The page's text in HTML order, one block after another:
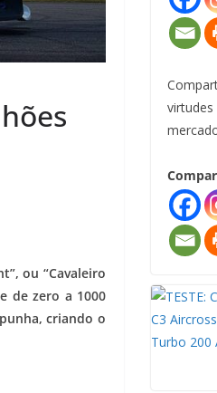
ou “Cavaleiro
de zero a 1000
criando o